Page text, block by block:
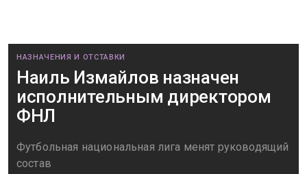
НАЗНАЧЕНИЯ И ОТСТАВКИ
​​Наиль Измайлов назначен
исполнительным директором
ФНЛ
Футбольная национальная лига менят руководящий
состав